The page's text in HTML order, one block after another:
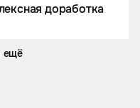
доработка
ещё